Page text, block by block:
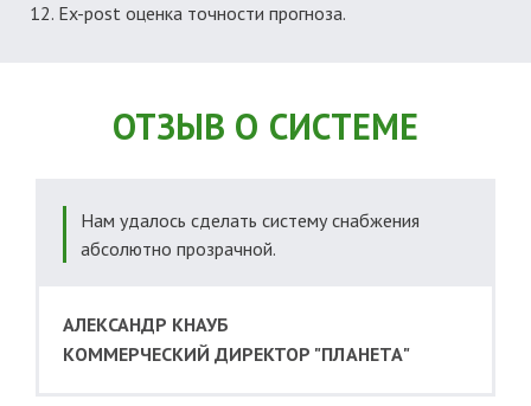
Ex-post оценка точности прогноза.
ОТЗЫВ О СИСТЕМЕ
Нам удалось сделать систему снабжения
абсолютно прозрачной.
АЛЕКСАНДР КНАУБ
КОММЕРЧЕСКИЙ ДИРЕКТОР "ПЛАНЕТА"